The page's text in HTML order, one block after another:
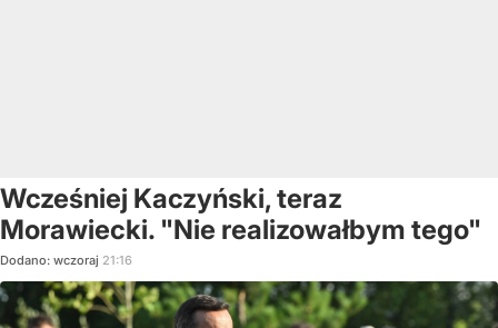
Wcześniej Kaczyński, teraz
Morawiecki. "Nie realizowałbym tego"
Dodano: wczoraj 21:16